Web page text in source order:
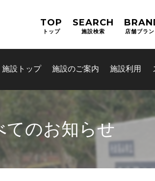
TOP
トップ
SEARCH
施設検索 店舗ブラン
施設トップ 施設のご案内 施設利用
スポーツ教室体験
てのお知らせ